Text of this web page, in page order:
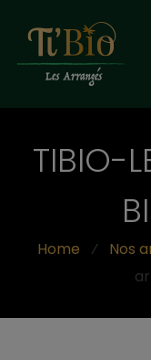
TIBIO-
Home ⁄ Nos